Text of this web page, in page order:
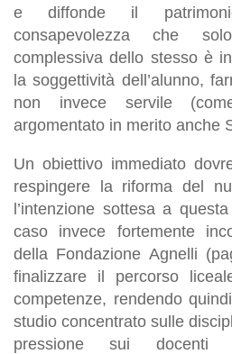
e diffonde il
consapevolezza che
complessiva dello stesso è
la soggettività dell’alunno,
non invece servile
argomentato in merito anche
Un obiettivo immediato
respingere la riforma del
l’intenzione sottesa a
caso invece fortemente
della Fondazione Agnelli
finalizzare il percorso
competenze, rendendo
studio concentrato sulle
pressione sui docenti